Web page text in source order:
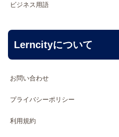
ビジネス用語
Lerncityについて
お問い合わせ
プライバシーポリシー
利用規約